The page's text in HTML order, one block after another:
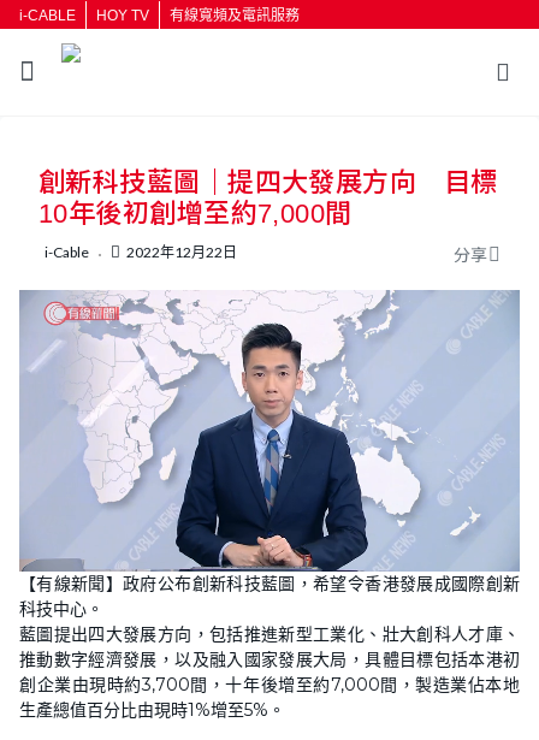
i-CABLE HOY TV 有線寬頻及電訊服務
按輸入鍵開始搜尋
創新科技藍圖｜提四大發展方向 目標
10年後初創增至約7,000間
i-Cable 2022年12月22日 分享
n
m
e
L
o
a
d
:
1
0
0
.
0
【有線新聞】政府公布創新科技藍圖，希望令香港發展成國際創新
科技中心。
藍圖提出四大發展方向，包括推進新型工業化、壯大創科人才庫、
推動數字經濟發展，以及融入國家發展大局，具體目標包括本港初
創企業由現時約3,700間，十年後增至約7,000間，製造業佔本地
生產總值百分比由現時1%增至5%。